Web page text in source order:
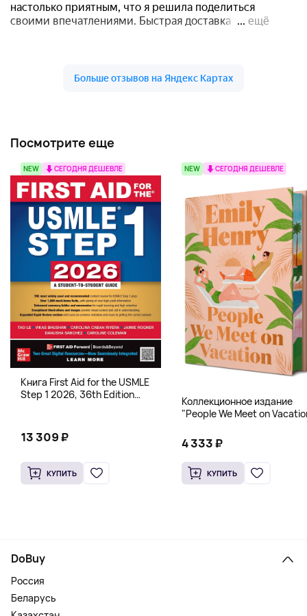
Посмотрите еще
NEW СЕГОДНЯ ДЕШЕВЛЕ
Книга First Aid for the USMLE
Step 1 2026, 36th Edition
13 309 ₽
КУПИТЬ
NEW СЕГОДНЯ ДЕШЕВЛЕ
Коллекционное издание
"People We Meet on
Hardcover
4 333 ₽
КУПИТЬ
DoBuy
Россия
Беларусь